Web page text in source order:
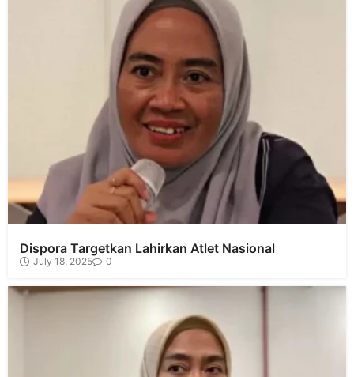
Dispora Targetkan Lahirkan Atlet Nasional
July 18, 2025 0